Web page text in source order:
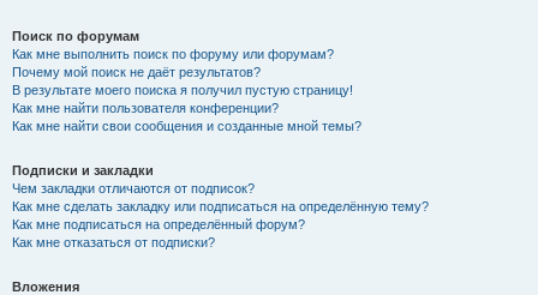
Поиск по форумам
Как мне выполнить поиск по форуму или форумам?
Почему мой поиск не даёт результатов?
В результате моего поиска я получил пустую страницу!
Как мне найти пользователя конференции?
Как мне найти свои сообщения и созданные мной темы?
Подписки и закладки
Чем закладки отличаются от подписок?
Как мне сделать закладку или подписаться на определённую тему?
Как мне подписаться на определённый форум?
Как мне отказаться от подписки?
Вложения